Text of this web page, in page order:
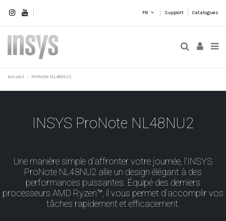
FR Support Catalogues
Accueil ProNote NL48NU2
INSYS ProNote NL48NU2
Une manière simple d’affronter votre journée, l’INSYS
ProNote NL48NU2 allie un design élégant à des
performances puissantes. Équipé des derniers
processeurs AMD Ryzen™, il vous permet d’accomplir vos
tâches rapidement et efficacement.